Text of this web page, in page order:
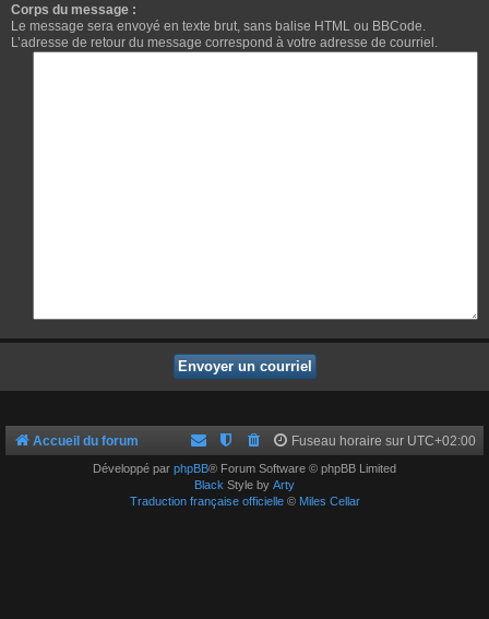
Corps du message :
Le message sera envoyé en texte brut, sans balise HTML ou BBCode.
L’adresse de retour du message correspond à votre adresse de courriel.
Accueil du forum Fuseau horaire sur UTC+02:00
Développé par phpBB® Forum Software © phpBB Limited
Black Style by Arty
Traduction française officielle© Miles Cellar